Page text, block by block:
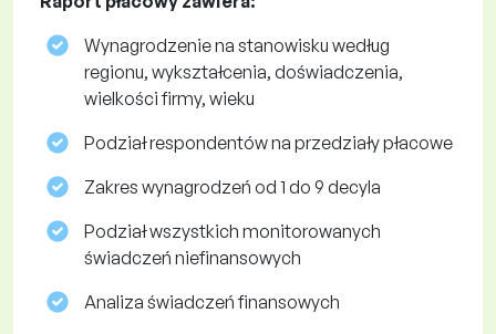
Wynagrodzenie na stanowisku według
regionu, wykształcenia, doświadczenia,
wielkości firmy, wieku
Podział respondentów na przedziały płacowe
Zakres wynagrodzeń od 1 do 9 decyla
Podział wszystkich monitorowanych
świadczeń niefinansowych
Analiza świadczeń finansowych